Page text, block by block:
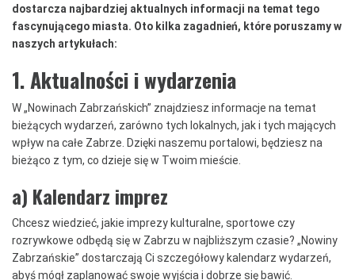
dostarcza najbardziej aktualnych informacji na temat tego
fascynującego miasta. Oto kilka zagadnień, które poruszamy w
naszych artykułach:
1. Aktualności i wydarzenia
W „Nowinach Zabrzańskich” znajdziesz informacje na temat
bieżących wydarzeń, zarówno tych lokalnych, jak i tych mających
wpływ na całe Zabrze. Dzięki naszemu portalowi, będziesz na
bieżąco z tym, co dzieje się w Twoim mieście.
a) Kalendarz imprez
Chcesz wiedzieć, jakie imprezy kulturalne, sportowe czy
rozrywkowe odbędą się w Zabrzu w najbliższym czasie? „Nowiny
Zabrzańskie” dostarczają Ci szczegółowy kalendarz wydarzeń,
abyś mógł zaplanować swoje wyjścia i dobrze się bawić.